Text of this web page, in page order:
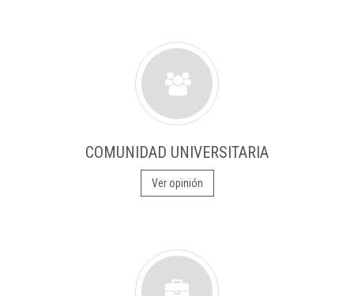
COMUNIDAD UNIVERSITARIA
Ver opinión